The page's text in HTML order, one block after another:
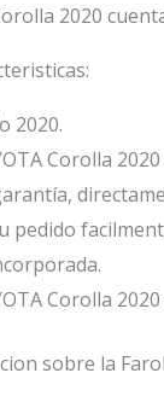
2020
2020.
Corolla
pedido
Corolla
sobre la